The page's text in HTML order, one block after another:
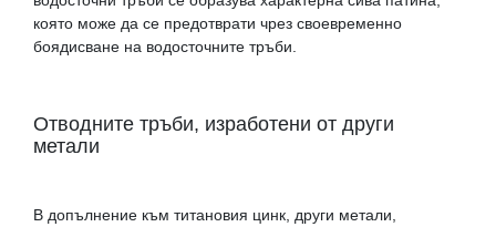
която може да се предотврати чрез своевременно
боядисване на водосточните тръби.
Отводните тръби, изработени от други
метали
В допълнение към титановия цинк, други метали,